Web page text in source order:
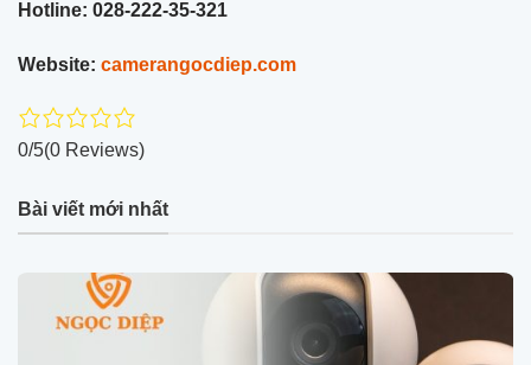
Hotline: 028-222-35-321
Website: camerangocdiep.com
0/5(0 Reviews)
Bài viết mới nhất